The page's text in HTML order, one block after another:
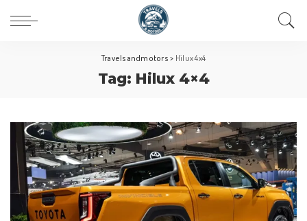
Travelsandmotors > Hilux 4x4
Tag: Hilux 4×4